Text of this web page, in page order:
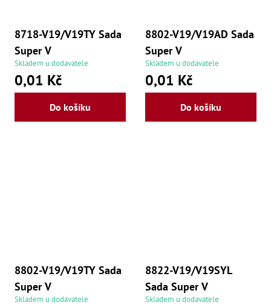
8718-V19/V19TY Sada
Super V
Skladem u dodavatele
0,01 Kč
Do košíku
8802-V19/V19AD Sada
Super V
Skladem u dodavatele
0,01 Kč
Do košíku
8802-V19/V19TY Sada
Super V
Skladem u dodavatele
8822-V19/V19SYL
Sada Super V
Skladem u dodavatele